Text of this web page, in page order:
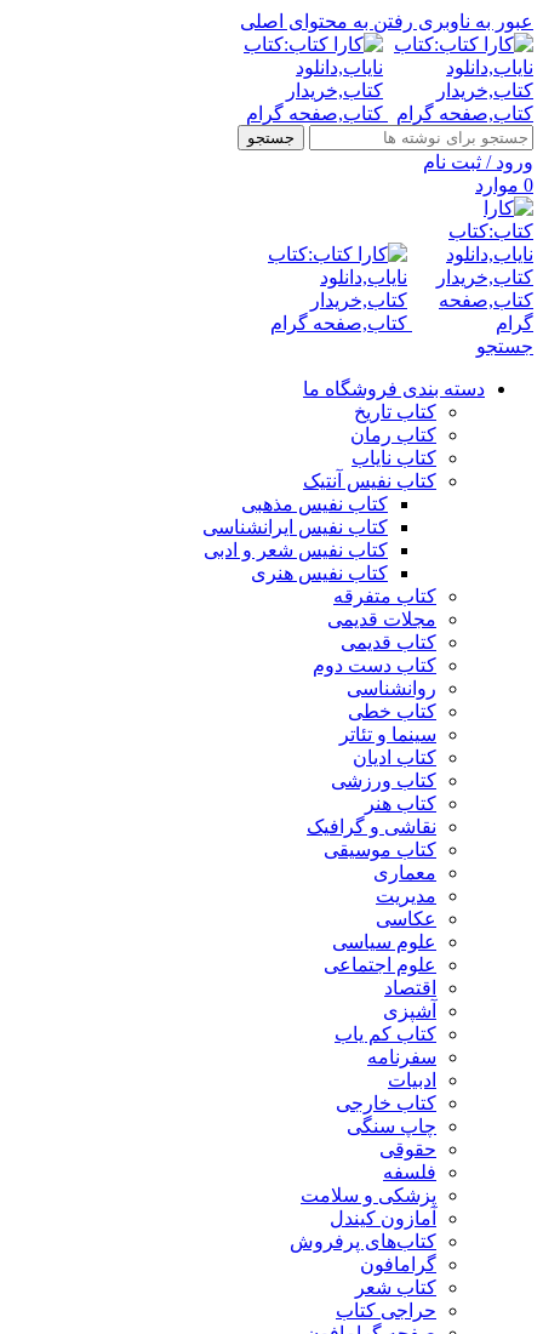
عبور به ناوبری رفتن به محتوای اصلی
جستجو
ورود / ثبت نام
0 موارد
جستجو
دسته بندی فروشگاه ما
کتاب تاریخ
کتاب رمان
کتاب نایاب
کتاب نفیس آنتیک
کتاب نفیس مذهبی
کتاب نفیس ایرانشناسی
کتاب نفیس شعر و ادبی
کتاب نفیس هنری
کتاب متفرقه
مجلات قدیمی
کتاب قدیمی
کتاب دست دوم
روانشناسی
کتاب خطی
سینما و تئاتر
کتاب ادیان
کتاب ورزشی
کتاب هنر
نقاشی و گرافیک
کتاب موسیقی
معماری
مدیریت
عکاسی
علوم سیاسی
علوم اجتماعی
اقتصاد
آشپزی
کتاب کم یاب
سفرنامه
ادبیات
کتاب خارجی
چاپ سنگی
حقوقی
فلسفه
پزشکی و سلامت
آمازون کیندل
کتاب‌های پرفروش
گرامافون
کتاب شعر
حراجی کتاب